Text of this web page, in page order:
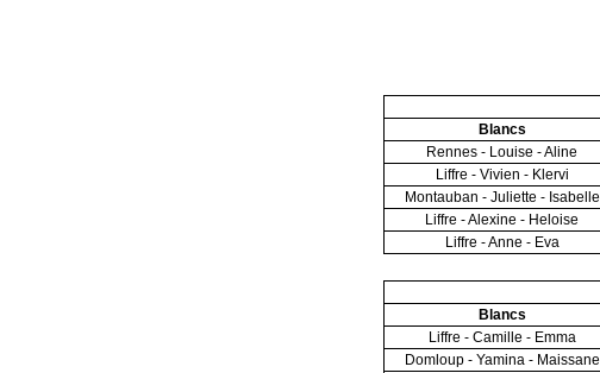
Blancs
Rennes - Louise - Aline
Liffre - Vivien - Klervi
Montauban - Juliette - Isabelle
Liffre - Alexine - Heloise
Liffre - Anne - Eva
Blancs
Liffre - Camille - Emma
Domloup - Yamina - Maissane